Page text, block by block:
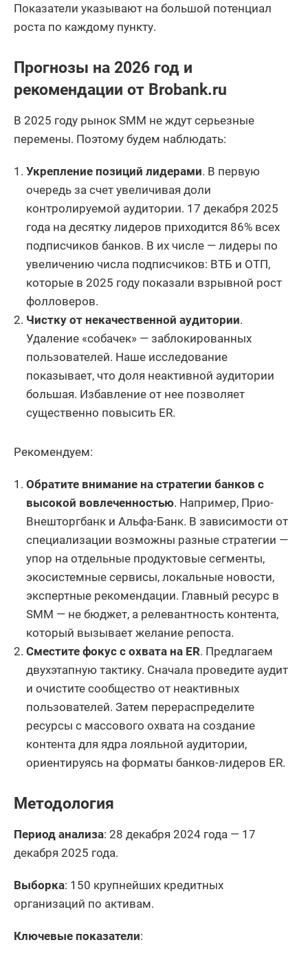
Показатели указывают на большой потенциал
роста по каждому пункту.
Прогнозы на 2026 год и
рекомендации от Brobank.ru
В 2025 году рынок SMM не ждут серьезные
перемены. Поэтому будем наблюдать:
Укрепление позиций лидерами. В первую
очередь за счет увеличивая доли
контролируемой аудитории. 17 декабря 2025
года на десятку лидеров приходится 86% всех
подписчиков банков. В их числе — лидеры по
увеличению числа подписчиков: ВТБ и ОТП,
которые в 2025 году показали взрывной рост
фолловеров.
Чистку от некачественной аудитории.
Удаление «собачек» — заблокированных
пользователей. Наше исследование
показывает, что доля неактивной аудитории
большая. Избавление от нее позволяет
существенно повысить ER.
Рекомендуем:
Обратите внимание на стратегии банков с
высокой вовлеченностью. Например, Прио-
Внешторгбанк и Альфа-Банк. В зависимости от
специализации возможны разные стратегии —
упор на отдельные продуктовые сегменты,
экосистемные сервисы, локальные новости,
экспертные рекомендации. Главный ресурс в
SMM — не бюджет, а релевантность контента,
который вызывает желание репоста.
Сместите фокус с охвата на ER. Предлагаем
двухэтапную тактику. Сначала проведите аудит
и очистите сообщество от неактивных
пользователей. Затем перераспределите
ресурсы с массового охвата на создание
контента для ядра лояльной аудитории,
ориентируясь на форматы банков-лидеров ER.
Методология
Период анализа: 28 декабря 2024 года — 17
декабря 2025 года.
Выборка: 150 крупнейших кредитных
организаций по активам.
Ключевые показатели: